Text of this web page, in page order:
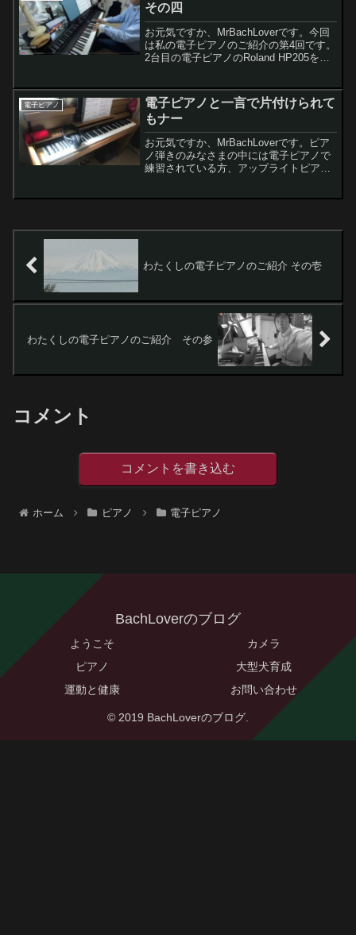
その四
お元気ですか、MrBachLoverです。今回
は私の電子ピアノのご紹介の第4回です。
2台目の電子ピアノのRoland HP205を一
出てきました。上達すると問題が発
生！...
電子ピアノ
電子ピアノと一言で片付けられて
もナー
お元気ですか、MrBachLoverです。ピア
ノ弾きのみなさまの中には電子ピアノで
練習されている方、アップライトピアノ
わたくしの電子ピアノのご紹介 その壱
わたくしの電子ピアノのご紹介 その参
コメント
コメントを書き込む
ホーム ピアノ 電子ピアノ
BachLoverのブログ
ようこそ
カメラ
ピアノ
大型犬育成
運動と健康
お問い合わせ
© 2019 BachLoverのブログ.